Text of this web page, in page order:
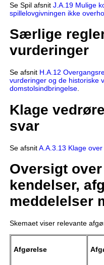
Se Spil afsnit J.A.19 Mulige
spillelovgivningen ikke
Særlige
vurderinger
Se afsnit H.A.12
vurderinger og de historiske
domstolsindbringelse.
Klage
svar
Se afsnitA.A.3.13 Klage
Oversigt
kendelser,
meddelelser
Skemaet viser relevante
Afgørelse